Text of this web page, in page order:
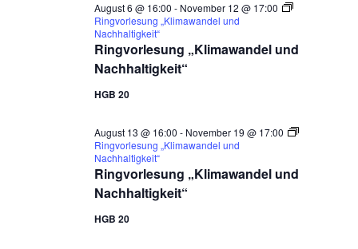
Ringvorlesung „Klimawandel und
Nachhaltigkeit“
August 6 @ 16:00 - November 12 @ 17:00
Ringvorlesung „Klimawandel und
Nachhaltigkeit“
HGB 20
Ringvorlesung „Klimawandel und
Nachhaltigkeit“
August 13 @ 16:00 - November 19 @ 17:00
Ringvorlesung „Klimawandel und
Nachhaltigkeit“
HGB 20